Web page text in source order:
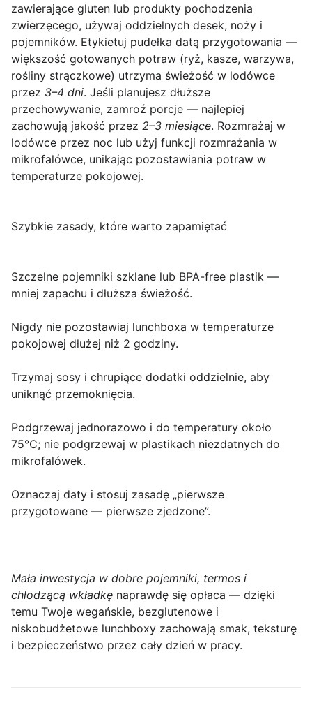
zawierające gluten lub produkty pochodzenia
zwierzęcego, używaj oddzielnych desek, noży i
pojemników. Etykietuj pudełka datą przygotowania —
większość gotowanych potraw (ryż, kasze, warzywa,
rośliny strączkowe) utrzyma świeżość w lodówce
przez 3–4 dni. Jeśli planujesz dłuższe
przechowywanie, zamroź porcje — najlepiej
zachowują jakość przez 2–3 miesiące. Rozmrażaj w
lodówce przez noc lub użyj funkcji rozmrażania w
mikrofalówce, unikając pozostawiania potraw w
temperaturze pokojowej.
Szybkie zasady, które warto zapamiętać
Szczelne pojemniki szklane lub BPA-free plastik —
mniej zapachu i dłuższa świeżość.
Nigdy nie pozostawiaj lunchboxa w temperaturze
pokojowej dłużej niż 2 godziny.
Trzymaj sosy i chrupiące dodatki oddzielnie, aby
uniknąć przemoknięcia.
Podgrzewaj jednorazowo i do temperatury około
75°C; nie podgrzewaj w plastikach niezdatnych do
mikrofalówek.
Oznaczaj daty i stosuj zasadę „pierwsze
przygotowane — pierwsze zjedzone”.
Mała inwestycja w dobre pojemniki, termos i
chłodzącą wkładkę naprawdę się opłaca — dzięki
temu Twoje wegańskie, bezglutenowe i
niskobudżetowe lunchboxy zachowają smak, teksturę
i bezpieczeństwo przez cały dzień w pracy.